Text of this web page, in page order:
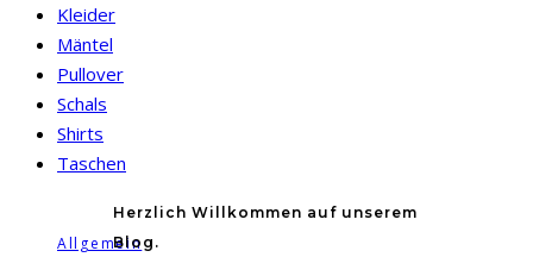
Kleider
Mäntel
Pullover
Schals
Shirts
Taschen
Allgemein
Herzlich Willkommen auf unserem
Blog.